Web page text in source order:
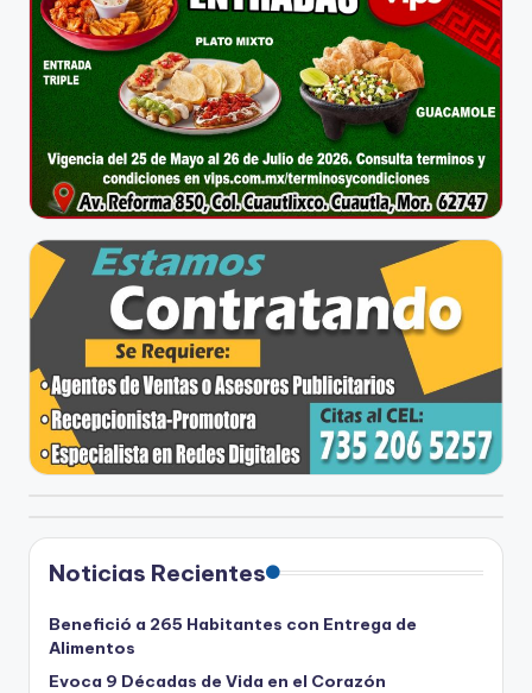
Noticias Recientes
Benefició a 265 Habitantes con Entrega de
Alimentos
Evoca 9 Décadas de Vida en el Corazón